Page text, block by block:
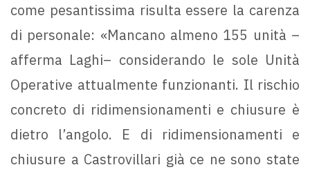
come pesantissima risulta essere la carenza
di personale: «Mancano almeno 155 unità –
afferma Laghi– considerando le sole Unità
Operative attualmente funzionanti. Il rischio
concreto di ridimensionamenti e chiusure è
dietro l’angolo. E di ridimensionamenti e
chiusure a Castrovillari già ce ne sono state